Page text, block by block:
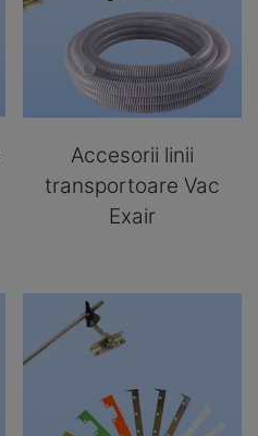
Accesorii linii
transportoare Vac
Exair